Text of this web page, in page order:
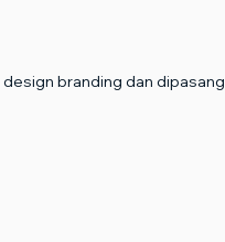
branding dan dipasang